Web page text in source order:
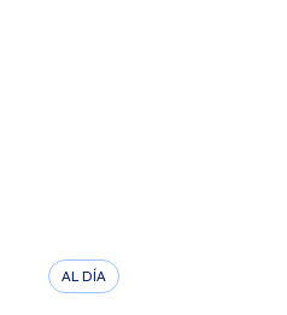
AL DÍA